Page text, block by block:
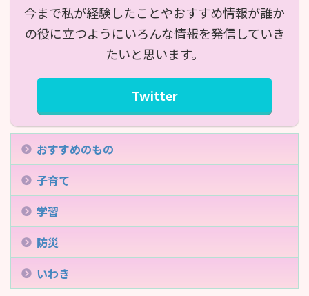
今まで私が経験したことやおすすめ情報が誰か
の役に立つようにいろんな情報を発信していき
たいと思います。
Twitter
おすすめのもの
子育て
学習
防災
いわき